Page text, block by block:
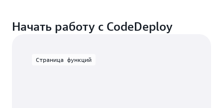
Начать работу с CodeDeploy
Страница функций